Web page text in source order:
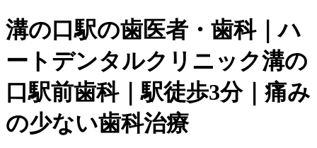
溝の口駅の歯医者・歯科｜ハ
ートデンタルクリニック溝の
口駅前歯科｜駅徒歩3分｜痛み
の少ない歯科治療